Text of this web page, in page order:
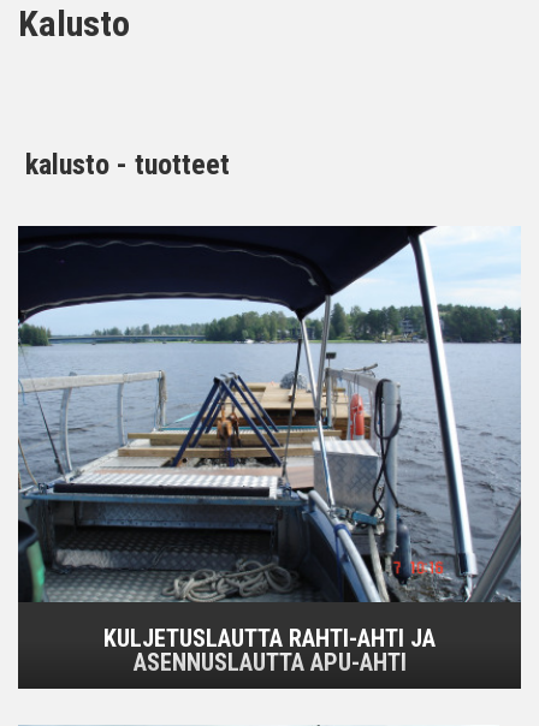
Kalusto
kalusto - tuotteet
KULJETUSLAUTTA RAHTI-AHTI JA
ASENNUSLAUTTA APU-AHTI